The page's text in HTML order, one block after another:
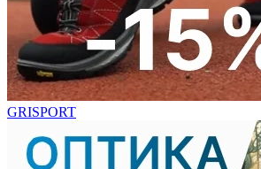
GRISPORT